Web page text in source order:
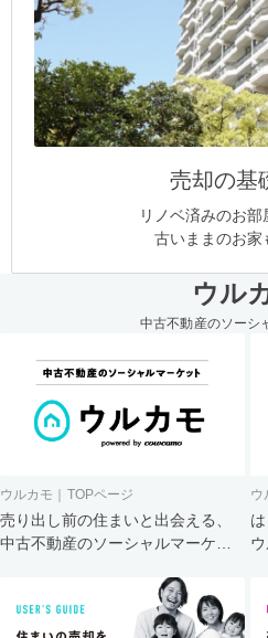
売却の基
リノベ済みのお部
古いままのお家
ウル
中古不動産のソーシ
ウルカモ｜TOPページ
売り出し前の住まいと出会える、
中古不動産のソーシャルマーケッ
ウ